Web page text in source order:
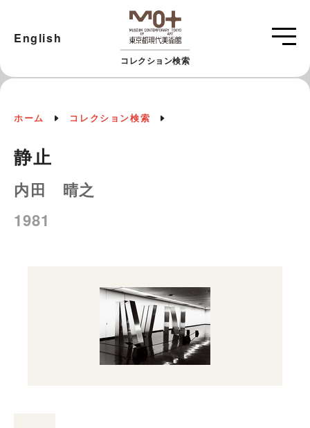
コレクション検索
English
ホーム コレクション検索
静止
内田 晴之
1981